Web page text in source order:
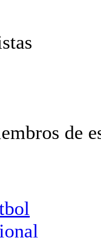
de